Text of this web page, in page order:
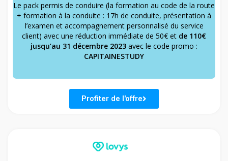
Le pack permis de conduire (la formation au code de la route
+ formation à la conduite : 17h de conduite, présentation à
l’examen et accompagnement personnalisé du service
client) avec une réduction immédiate de 50€ et de 110€
jusqu’au 31 décembre 2023 avec le code promo :
CAPITAINESTUDY
Profiter de l'offre